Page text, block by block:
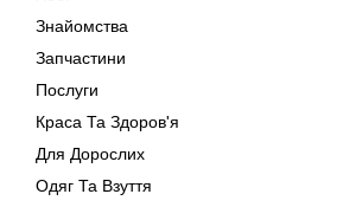
Знайомства
Запчастини
Послуги
Краса Та Здоров'я
Для Дорослих
Одяг Та Взуття